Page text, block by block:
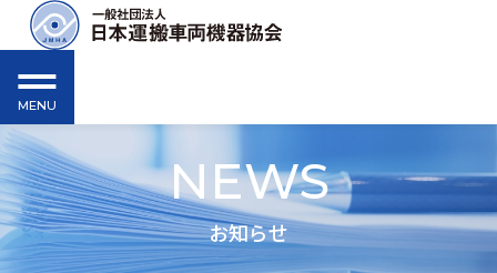
MENU
NEWS
お知らせ